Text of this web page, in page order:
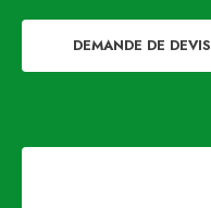
DEMANDE DE DEVIS